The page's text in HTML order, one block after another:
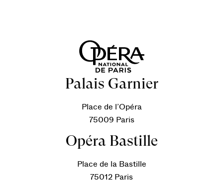
Palais Garnier
Place de l’Opéra
75009 Paris
Opéra Bastille
Place de la Bastille
75012 Paris